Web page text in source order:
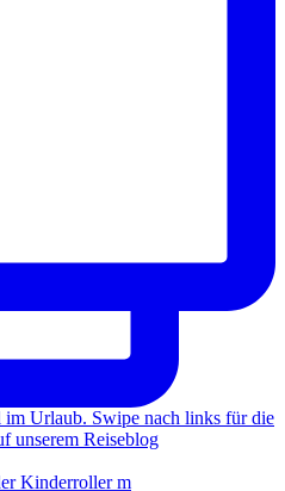
Kinderroller m